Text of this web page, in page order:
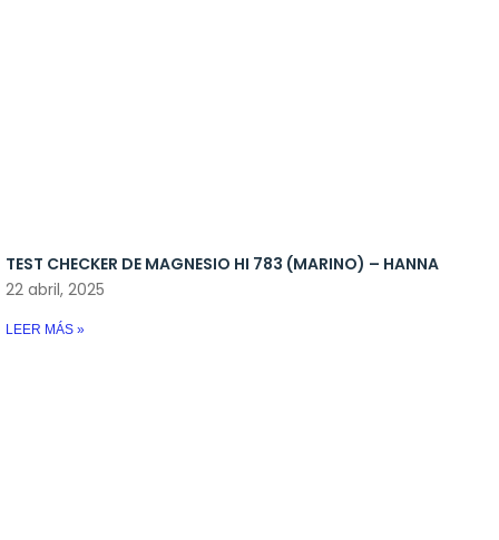
TEST CHECKER DE MAGNESIO HI 783 (MARINO) – HANNA
22 abril, 2025
LEER MÁS »